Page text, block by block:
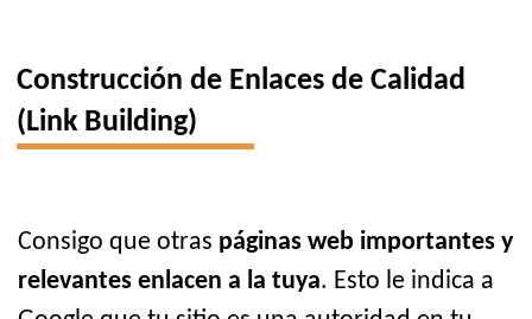
Construcción de Enlaces de Calidad
(Link Building)
Consigo que otras páginas web importantes y
relevantes enlacen a la tuya. Esto le indica a